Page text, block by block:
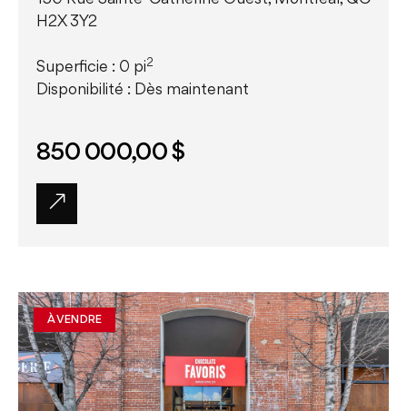
H2X 3Y2
Superficie : 0 pi2
Disponibilité : Dès maintenant
850 000,00 $
À VENDRE